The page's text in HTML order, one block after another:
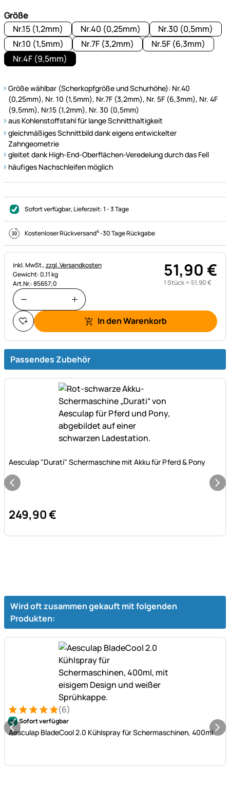
Größe
Nr.15 (1,2mm)
Nr.40 (0,25mm)
Nr.30 (0,5mm)
Nr.10 (1,5mm)
Nr.7F (3,2mm)
Nr.5F (6,3mm)
Nr.4F (9,5mm)
Größe wählbar (Scherkopfgröße und Schurhöhe): Nr.40
(0,25mm), Nr. 10 (1,5mm), Nr.7F (3,2mm), Nr. 5F (6,3mm), Nr. 4F
(9,5mm), Nr.15 (1,2mm), Nr. 30 (0,5mm)
aus Kohlenstoffstahl für lange Schnitthaltigkeit
gleichmäßiges Schnittbild dank eigens entwickelter
Zahngeometrie
gleitet dank High-End-Oberflächen-Veredelung durch das Fell
häufiges Nachschleifen möglich
Sofort verfügbar, Lieferzeit:1 - 3 Tage
Kostenloser Rückversand4-30 Tage Rückgabe
Steuerhinweis:
inkl. MwSt.,zzgl. Versandkosten
Gewicht: 0,11 kg
Art.Nr.: 85657;0
51,90€
1 Stück = 51,90€
In den Warenkorb
Passendes Zubehör
Aesculap "Durati" Schermaschine mit Akku für Pferd & Pony
249,90€
Wird oft zusammen gekauft mit folgenden
Produkten:
Bewertung: 5 von 5 (6 Bewertungen)
6 Bewertungen
(6)
Sofort verfügbar
Aesculap BladeCool 2.0 Kühlspray für Schermaschinen, 400ml